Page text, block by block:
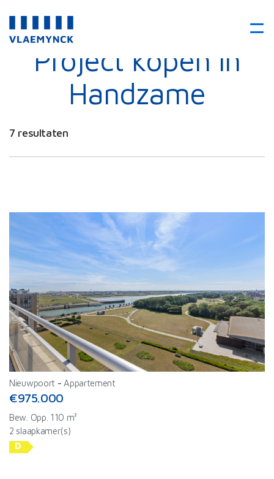
Project kopen in
Handzame
7 resultaten
Nieuwpoort -Appartement
€975.000
Bew. Opp. 110 m²
2 slaapkamer(s)
D